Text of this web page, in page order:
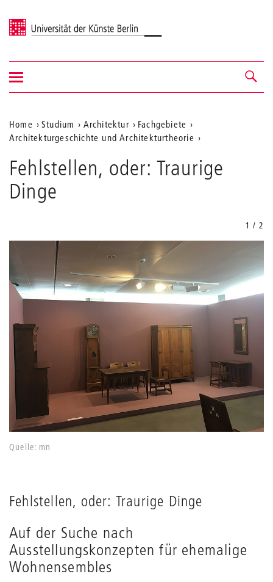
Universität der Künste Berlin
Navigation &
Suche
Navigation
ein-/ausblenden
Aktuelle
Position
auf
der
Webseite
Home Studium Architektur
Fachgebiete
Architekturgeschichte und Architekturtheorie
Traurige
Fehlstellen, oder: Traurige
Dinge
Quelle: mn
1 / 2
Fehlstellen, oder: Traurige Dinge
Auf der Suche nach
Ausstellungskonzepten für ehemalige
Wohnensembles